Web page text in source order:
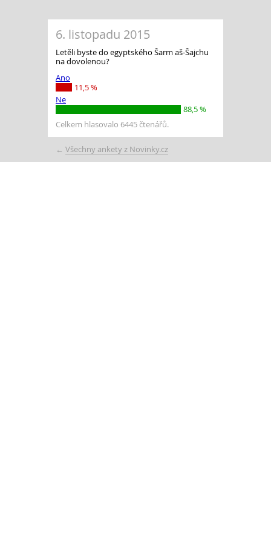
6. listopadu 2015
Letěli byste do egyptského Šarm aš-Šajchu
na dovolenou?
Ano
11,5 %
Ne
88,5 %
Celkem hlasovalo 6445 čtenářů.
← Všechny ankety z Novinky.cz